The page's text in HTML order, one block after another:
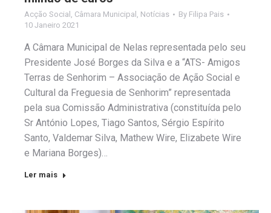
Acção Social , Câmara Municipal , Notícias By Filipa Pais
10 Janeiro 2021
A Câmara Municipal de Nelas representada pelo seu
Presidente José Borges da Silva e a “ATS- Amigos
Terras de Senhorim – Associação de Ação Social e
Cultural da Freguesia de Senhorim” representada
pela sua Comissão Administrativa (constituída pelo
Sr António Lopes, Tiago Santos, Sérgio Espírito
Santo, Valdemar Silva, Mathew Wire, Elizabete Wire
e Mariana Borges)…
Ler mais